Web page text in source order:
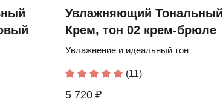
Увлажняющий Тональный
Крем, тон 02 крем-брюле
Увлажнение и идеальный тон
(11)
5 720 ₽